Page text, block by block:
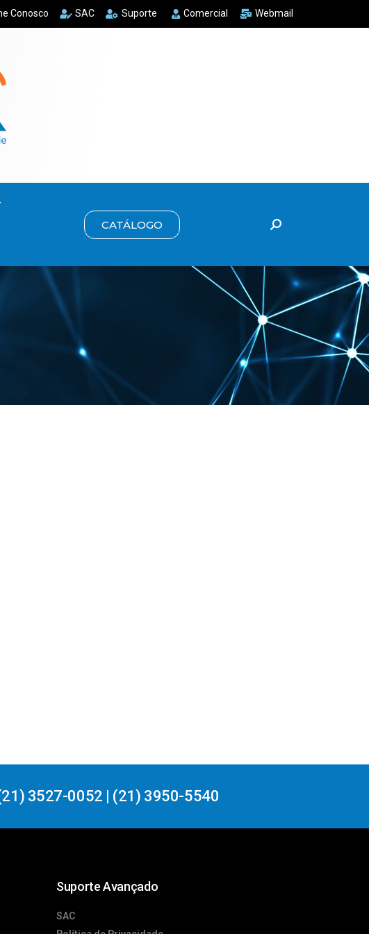
Conosco SAC Suporte Comercial Webmail
CATÁLOGO
3527-0052 | (21) 3950-5540
Suporte Avançado
SAC